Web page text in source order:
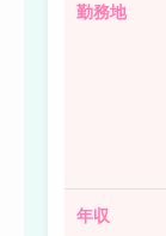
勤務地
年収